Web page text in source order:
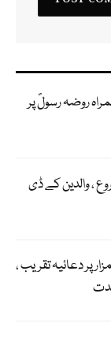
روضہ رسولؐ پر
، والدین کے ڈی
ویں برسی ، مزار پر دعائیہ تقریب ،